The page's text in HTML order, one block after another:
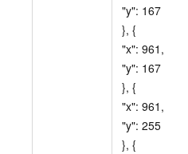
"y": 167
}, {
"x": 961,
"y": 167
}, {
"x": 961,
"y": 255
}, {